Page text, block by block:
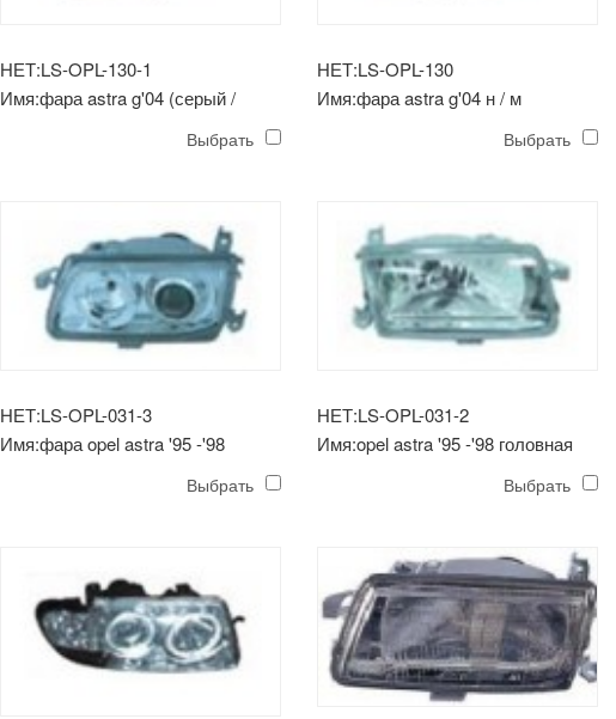
НЕТ:LS-OPL-130-1
Имя:фара astra g'04 (серый /
Выбрать
НЕТ:LS-OPL-130
Имя:фара astra g'04 н / м
Выбрать
НЕТ:LS-OPL-031-3
Имя:фара opel astra '95 -'98
Выбрать
НЕТ:LS-OPL-031-2
Имя:opel astra '95 -'98 головная
Выбрать